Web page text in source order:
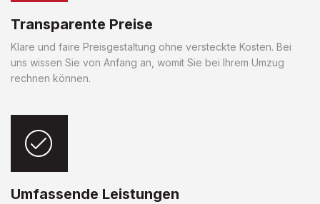
Transparente Preise
Klare und faire Preisgestaltung ohne versteckte Kosten. Bei
uns wissen Sie von Anfang an, womit Sie bei Ihrem Umzug
rechnen können.
Umfassende Leistungen